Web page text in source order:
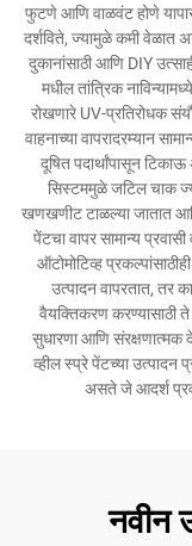
फुटणे आणि वाळवंट होणे
दर्शविते, ज्यामुळे कमी वेळात
दुकानांसाठी आणि DIY
मधील तांत्रिक
रोखणारे UV-प्रतिरोधक
वाहनाच्या वापरादरम्यान
दूषित पदार्थांपासून
सिस्टममुळे जटिल चाक
खणखणीट टाळल्या जातात
पेंटचा वापर सामान्य
ऑटोमोटिव्ह
उत्पादन वापरतात, तर
वैयक्तिकरण करण्यासाठी
सुधारणा आणि संरक्षणात्मक
व्हील स्प्रे पेंटच्या
असते जे आदर्श
नवीन